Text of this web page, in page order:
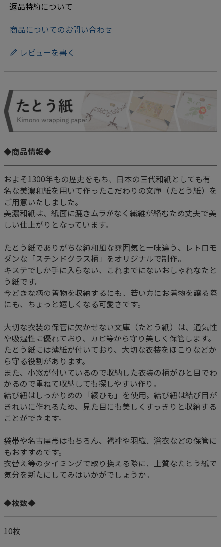
返品特約について
商品についてのお問い合わせ
レビューを書く
◆商品情報◆
およそ1300年もの歴史をもち、日本の三代和紙としても有
名な美濃和紙を用いて作ったこだわりの文庫（たとう紙）を
ご用意いたしました。
美濃和紙は、紙面に漉きムラがなく繊維が絡むため丈夫で美
しい仕上がりとなっています。
たとう紙でありがちな純和風な雰囲気と一味違う、レトロモ
ダンな「ステンドグラス柄」をオリジナルで制作。
キステでしか手に入らない、これまでにないおしゃれなたと
う紙です。
今どきな柄の着物を収納するにも、若い方にお着物を譲る際
にも、ちょっと嬉しくなる可愛さです。
大切な衣装の保管に欠かせない文庫（たとう紙）は、通気性
や吸湿性に優れており、カビ等から守り美しく保管します。
たとう紙には薄紙が付いており、大切な衣装をほこりなどか
ら守る役割があります。
また、小窓が付いているので収納した衣装の柄がひと目でわ
かるので重ねて収納しても探しやすい作り。
結び紐はしっかりめの「綾ひも」を使用。結び紐は結び目が
きれいに作れるため、見た目にも美しくすっきりと収納する
ことができます。
袋帯や名古屋帯はもちろん、襦袢や羽織、浴衣などの保管に
もおすすめです。
衣替え等のタイミングで取り換える際に、上質なたとう紙で
気分を新たにしてみはいかがでしょうか。
◆枚数◆
10枚